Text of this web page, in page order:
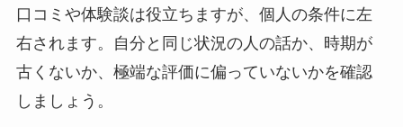
口コミや体験談は役立ちますが、個人の条件に左
右されます。自分と同じ状況の人の話か、時期が
古くないか、極端な評価に偏っていないかを確認
しましょう。